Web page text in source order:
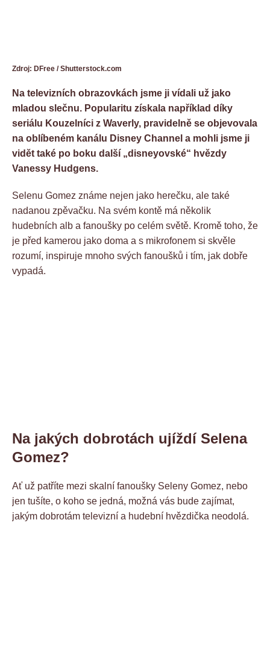
Zdroj: DFree / Shutterstock.com
Na televizních obrazovkách jsme ji vídali už jako
mladou slečnu. Popularitu získala například díky
seriálu Kouzelníci z Waverly, pravidelně se objevovala
na oblíbeném kanálu Disney Channel a mohli jsme ji
vidět také po boku další „disneyovské“ hvězdy
Vanessy Hudgens.
Selenu Gomez známe nejen jako herečku, ale také
nadanou zpěvačku. Na svém kontě má několik
hudebních alb a fanoušky po celém světě. Kromě toho, že
je před kamerou jako doma a s mikrofonem si skvěle
rozumí, inspiruje mnoho svých fanoušků i tím, jak dobře
vypadá.
Na jakých dobrotách ujíždí Selena
Gomez?
Ať už patříte mezi skalní fanoušky Seleny Gomez, nebo
jen tušíte, o koho se jedná, možná vás bude zajímat,
jakým dobrotám televizní a hudební hvězdička neodolá.